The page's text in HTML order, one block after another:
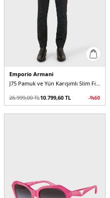
Emporio Armani
J75 Pamuk ve Yün Karışımlı Slim Fit Erkek Pantolon
26.999,00TL10.799,60 TL -%60